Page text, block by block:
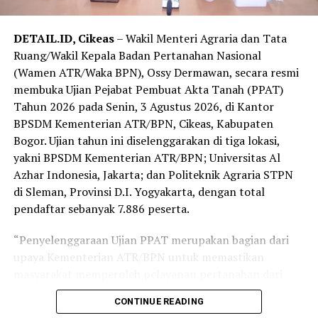
(GTRA); Pengembangan dan Pemanfaatan Zona Nilai
Pembangunan Daerah.
“Provinsi Jawa Barat merupakan provinsi pertama di
Pulau Jawa setelah sebelumnya kami melaksanakan
program ini di Sulawesi dan Lampung. Dengan
kebutuhan yang beragam dan saling berkaitan, Jawa
Barat sangat tepat menjadi ruang kolaborasi untuk
penguatan ekonomi daerah, kepastian hukum
pertanahan dan tata ruang, serta pencegahan korupsi,”
tutur Dony Erwan Brilianto.
kolaborasi tersebut. Menurutnya, penataan pertanahan
yang baik akan mendukung perlindungan lahan
administrasi yang berdampak bagi pembangunan
DETAIL.ID, Cikeas– Wakil Menteri Agraria dan Tata
Ruang/Wakil Kepala Badan Pertanahan Nasional
(Wamen ATR/Waka BPN), Ossy Dermawan, secara resmi
membuka Ujian Pejabat Pembuat Akta Tanah (PPAT)
Tahun 2026 pada Senin, 3 Agustus 2026, di Kantor
BPSDM Kementerian ATR/BPN, Cikeas, Kabupaten
Bogor. Ujian tahun ini diselenggarakan di tiga lokasi,
yakni BPSDM Kementerian ATR/BPN; Universitas Al
Azhar Indonesia, Jakarta; dan Politeknik Agraria STPN
di Sleman, Provinsi D.I. Yogyakarta, dengan total
pendaftar sebanyak 7.886 peserta.
“Penyelenggaraan Ujian PPAT merupakan bagian dari
upaya Kementerian ATR/BPN untuk memastikan
PPAT yang kompeten, memahami hukum pertanahan,
profesional, dan berintegritas. Karena pada akhirnya,
CONTINUE READING